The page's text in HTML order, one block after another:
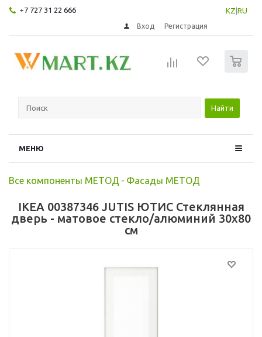
+7 727 31 22 666 KZ RU
Вход Регистрация
Найти
МЕНЮ
Все компоненты МЕТОД - Фасады МЕТОД
IKEA 00387346 JUTIS ЮТИС Стеклянная
дверь - матовое стекло/алюминий 30x80
см